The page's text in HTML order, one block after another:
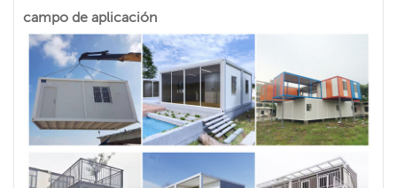
campo de aplicación